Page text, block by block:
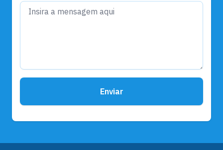
Enviar